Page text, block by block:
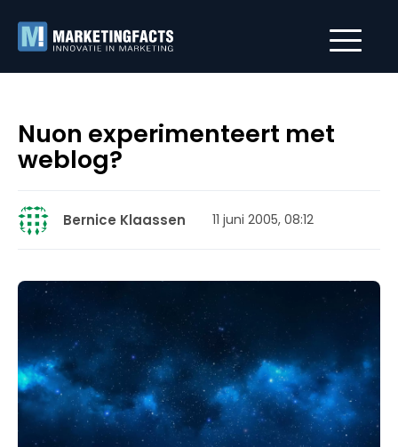
Nuon experimenteert met
weblog?
Bernice Klaassen 11 juni 2005, 08:12